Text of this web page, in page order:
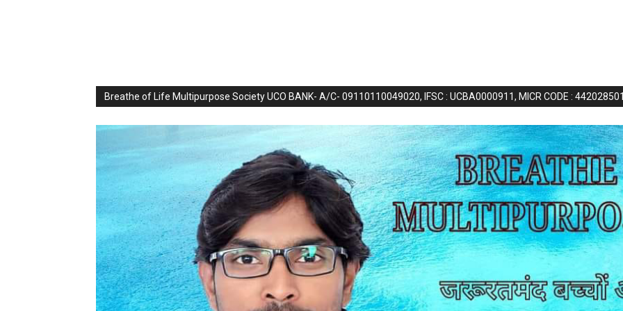
Breathe of Life Multipurpose Society UCO BANK- A/C- 09110110049020, IFSC : UCBA0000911, MICR CODE :